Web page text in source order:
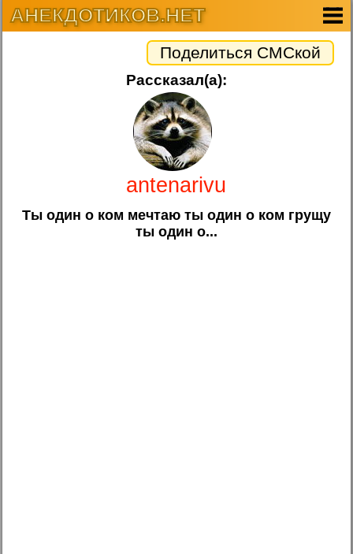
АНЕКДОТИКОВ.НЕТ
Поделиться СМСкой
Рассказал(а):
antenarivu
Ты один о ком мечтаю ты один о ком грущу
ты один о...